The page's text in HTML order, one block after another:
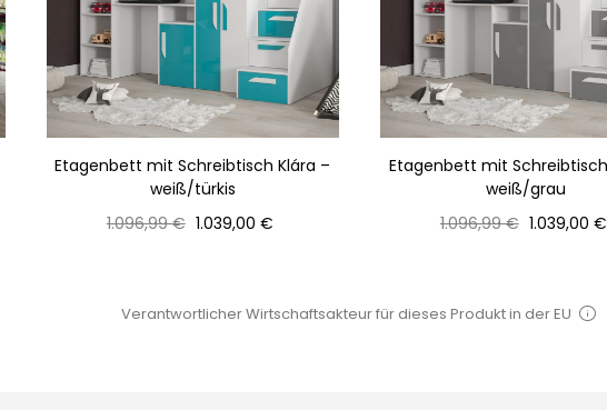
Etagenbett mit Schreibtisch Klára –
weiß/türkis
Normaler
1.096,99 € Preis
1.039,00 €
Etagenbett mit
weiß/grau
Normaler
1.096,99 € Preis
1.039,00 €
Verantwortlicher Wirtschaftsakteur für dieses Produkt in der EU